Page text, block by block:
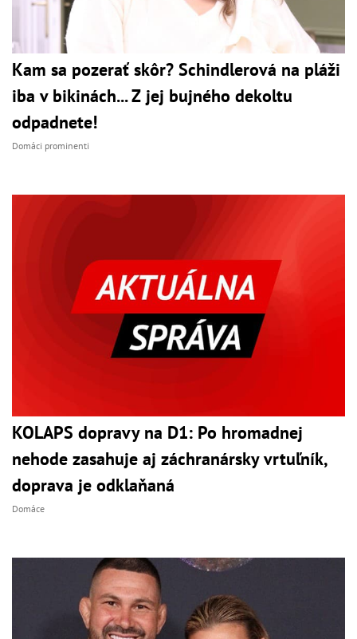
Kam sa pozerať skôr? Schindlerová na pláži
iba v bikinách... Z jej bujného dekoltu
odpadnete!
Domáci prominenti
KOLAPS dopravy na D1: Po hromadnej
nehode zasahuje aj záchranársky vrtuľník,
doprava je odklaňaná
Domáce